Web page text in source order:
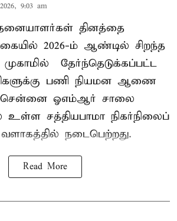
9:03 am
தினத்தை
2026-ம் ஆண்டில் சிறந்த
தேர்ந்தெடுக்கப்பட்ட
பணி நியமன ஆணை
சென்னை ஓஎம்ஆர் சாலை
உள்ள சத்தியபாமா நிகர்நிலைப்
நடைபெற்றது.
Read More